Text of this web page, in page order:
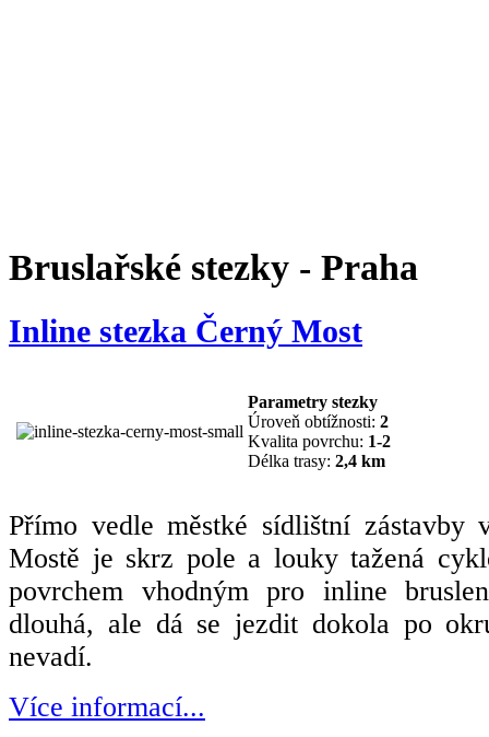
Bruslařské stezky - Praha
Inline stezka Černý Most
Parametry stezky
Úroveň obtížnosti: 2
Kvalita povrchu: 1-2
Délka trasy: 2,4 km
Přímo vedle městké sídlištní zástavby
Mostě je skrz pole a louky tažená
povrchem vhodným pro inline
dlouhá, ale dá se jezdit dokola po
nevadí.
Více informací...